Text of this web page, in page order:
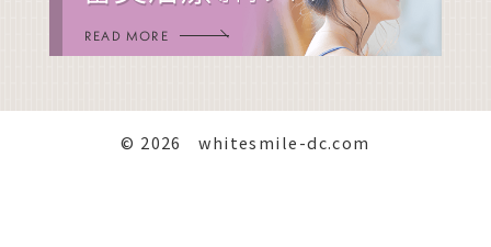
READ MORE
© 2026 whitesmile-dc.com